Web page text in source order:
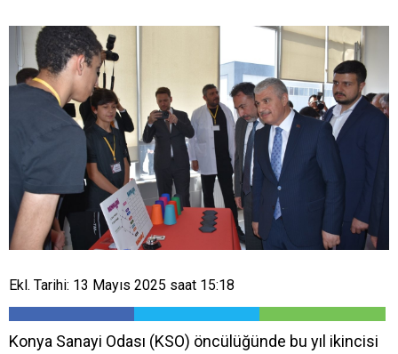
Ekl. Tarihi: 13 Mayıs 2025 saat 15:18
Konya Sanayi Odası (KSO) öncülüğünde bu yıl ikincisi